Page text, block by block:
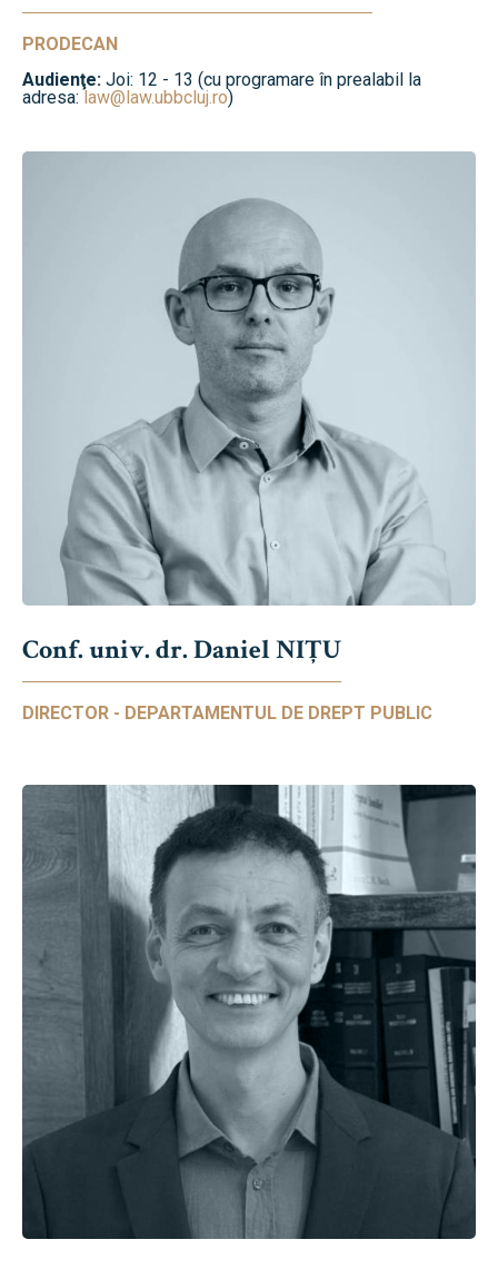
PRODECAN
Audienţe: Joi: 12 - 13 (cu programare în prealabil la
adresa:law@law.ubbcluj.ro)
Conf. univ. dr. Daniel NIŢU
DIRECTOR - DEPARTAMENTUL DE DREPT PUBLIC